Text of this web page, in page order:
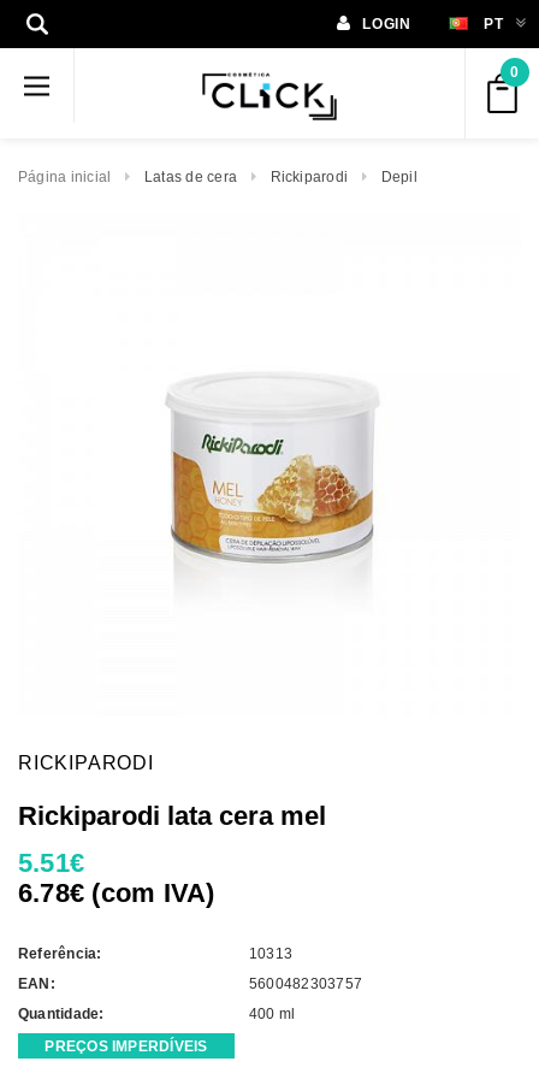
LOGIN PT
0
Página inicial Latas de cera Rickiparodi Depil
RICKIPARODI
Rickiparodi lata cera mel
5.51€
6.78€ (com IVA)
Referência:
10313
EAN:
5600482303757
Quantidade:
400 ml
PREÇOS IMPERDÍVEIS